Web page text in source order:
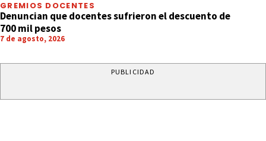
GREMIOS DOCENTES
Denuncian que docentes sufrieron el descuento de
700 mil pesos
7 de agosto, 2026
PUBLICIDAD